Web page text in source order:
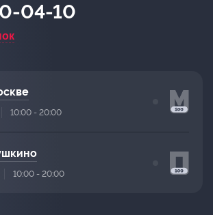
04-10
10:00 - 20:00
10:00 - 20:00